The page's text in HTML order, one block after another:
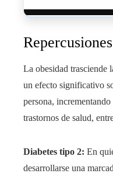
La obesidad trasciende
un efecto significativo
persona,
trastornos de salud,
Diabetes tipo 2: En
desarrollarse una